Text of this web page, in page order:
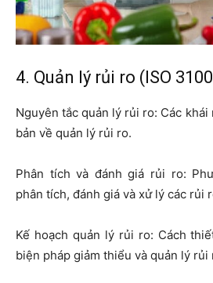
4. Quản lý rủi ro (ISO
Nguyên tắc quản lý rủi ro: Các
bản về quản lý rủi ro.
Phân tích và đánh giá rủi ro:
phân tích, đánh giá và xử lý các rủi
Kế hoạch quản lý rủi ro: Cách
biện pháp giảm thiểu và quản lý rủi